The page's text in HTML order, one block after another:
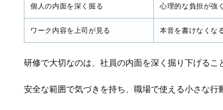
個人の内面を深く掘る 心理的な負担が強
ワーク内容を上司が見る 本音を書けなくな
研修で大切なのは、社員の内面を深く掘り下げるこ
安全な範囲で気づきを持ち、職場で使える小さな行